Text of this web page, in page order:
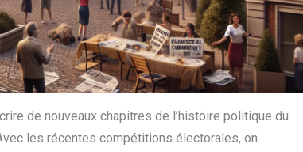
de nouveaux chapitres de l’histoire politique du
les récentes compétitions électorales, on